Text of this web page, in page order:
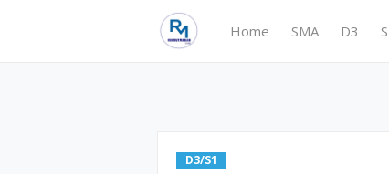
Home SMA D3
D3/S1